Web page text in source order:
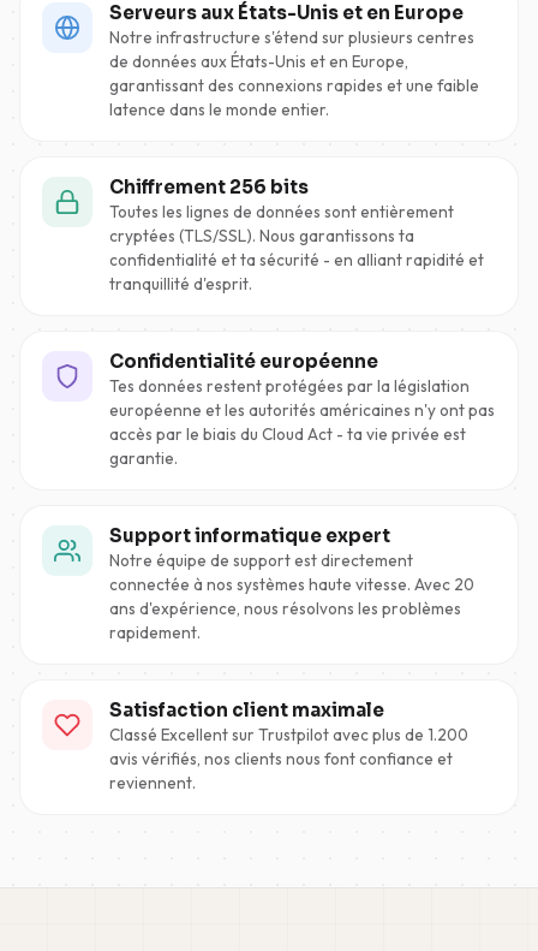
Serveurs aux États-Unis et en Europe
Notre infrastructure s'étend sur plusieurs centres
de données aux États-Unis et en Europe,
garantissant des connexions rapides et une faible
latence dans le monde entier.
Chiffrement 256 bits
Toutes les lignes de données sont entièrement
cryptées (TLS/SSL). Nous garantissons ta
confidentialité et ta sécurité - en alliant rapidité et
tranquillité d'esprit.
Confidentialité européenne
Tes données restent protégées par la législation
européenne et les autorités américaines n'y ont pas
accès par le biais du Cloud Act - ta vie privée est
garantie.
Support informatique expert
Notre équipe de support est directement
connectée à nos systèmes haute vitesse. Avec 20
ans d'expérience, nous résolvons les problèmes
rapidement.
Satisfaction client maximale
Classé Excellent sur Trustpilot avec plus de 1.200
avis vérifiés, nos clients nous font confiance et
reviennent.